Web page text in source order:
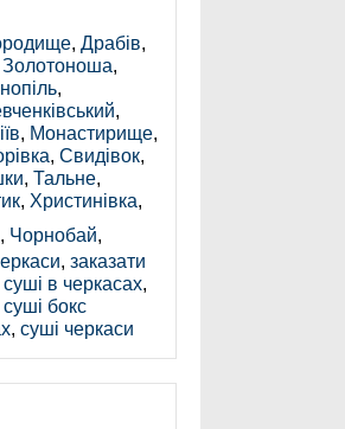
, Драбів,
Золотоноша,
,
,
, Монастирище,
, Свидівок,
, Тальне,
, Христинівка,
, Чорнобай,
, заказати
в черкасах,
суші бокс
, суші черкаси